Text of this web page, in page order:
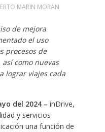
MARIN MORAN
de mejora
el uso
procesos de
como nuevas
lograr viajes cada
del 2024 – inDrive,
y servicios
una función de